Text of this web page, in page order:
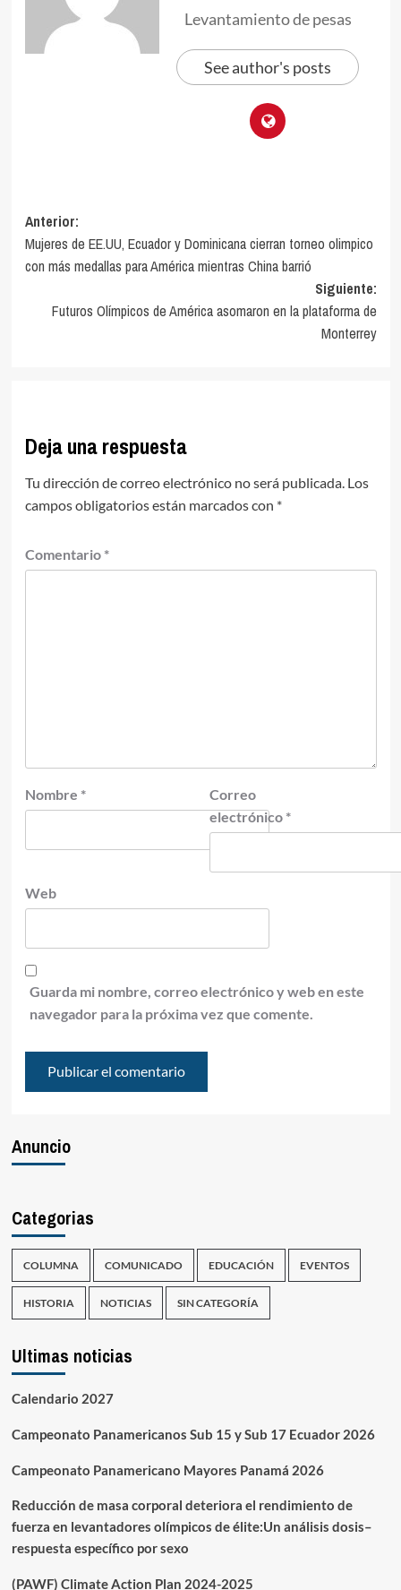
Levantamiento de pesas
See author's posts
Navegación
de
entradas
Anterior:
Mujeres de EE.UU, Ecuador y Dominicana cierran torneo olimpico
con más medallas para América mientras China barrió
Siguiente:
Futuros Olímpicos de América asomaron en la plataforma de
Monterrey
Deja una respuesta
Tu dirección de correo electrónico no será publicada. Los
campos obligatorios están marcados con *
Comentario *
Nombre *
Correo
electrónico *
Web
Guarda mi nombre, correo electrónico y web en este
navegador para la próxima vez que comente.
Anuncio
Categorias
COLUMNA COMUNICADO EDUCACIÓN EVENTOS
HISTORIA NOTICIAS SIN CATEGORÍA
Ultimas noticias
Calendario 2027
Campeonato Panamericanos Sub 15 y Sub 17 Ecuador 2026
Campeonato Panamericano Mayores Panamá 2026
Reducción de masa corporal deteriora el rendimiento de
fuerza en levantadores olímpicos de élite:Un análisis dosis–
respuesta específico por sexo
(PAWF) Climate Action Plan 2024-2025